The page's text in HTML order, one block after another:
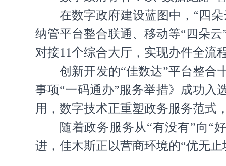
在数字政府建设蓝图中，“四
纳管平台整合联通、移动等“四朵
对接11个综合大厅，实现办件全流
创新开发的“佳数达”平台整合
事项“一码通办”服务举措》成功入
用，数字技术正重塑政务服务范式
随着政务服务从“有没有”向“
进，佳木斯正以营商环境的“优无